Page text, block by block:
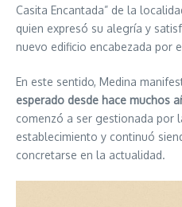
Casita Encantada” de la
quien expresó su alegría y
nuevo edificio encabezada por
En este sentido, Medina
esperado desde hace muchos
comenzó a ser gestionada por
establecimiento y continuó
concretarse en la actualidad.